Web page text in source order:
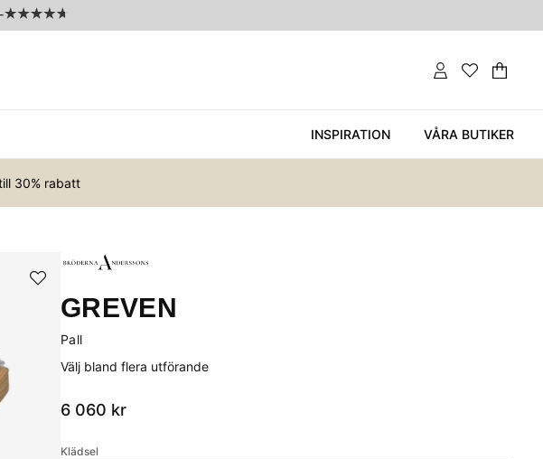
.
INSPIRATION VÅRA BUTIKER
30% rabatt
GREVEN
Pall
Välj bland flera utförande
6 060 kr
Klädsel